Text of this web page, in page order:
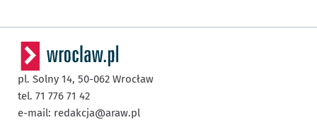
pl. Solny 14, 50-062 Wrocław
tel. 71 776 71 42
e-mail: redakcja@araw.pl